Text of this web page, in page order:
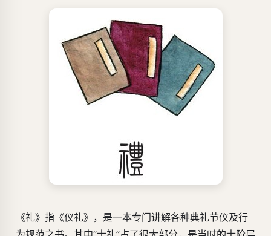
《礼》指《仪礼》，是一本专门讲解各种典礼节仪及行